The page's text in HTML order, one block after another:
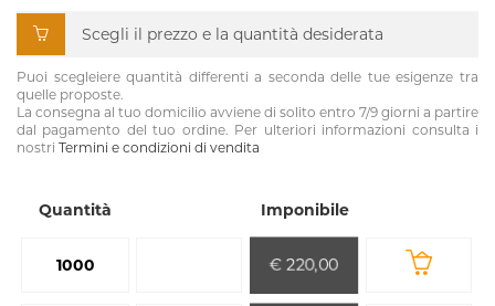
Scegli il prezzo e la quantità desiderata
Puoi scegleiere quantità differenti a seconda delle tue esigenze tra
quelle proposte.
La consegna al tuo domicilio avviene di solito entro 7/9 giorni a partire
dal pagamento del tuo ordine. Per ulteriori informazioni consulta i
nostri Termini e condizioni di vendita
Quantità Imponibile
1000 € 220,00